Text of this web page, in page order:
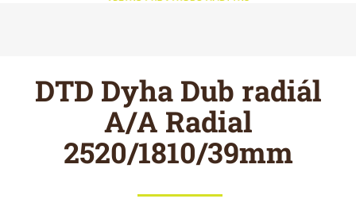
DTD Dyha Dub radiál
A/A Radial
2520/1810/39mm